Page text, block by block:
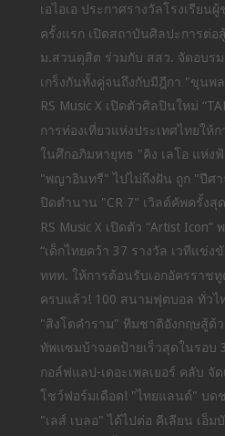
เอไอเอ ประกาศรางวัลโรงเรีย
ครั้งแรก เปิดสถาบันศิลปะการต่อสู้
ม.สวนดุสิต ร่วมกับ สสว. จัดอบรม
เกร็งกันทั้งคู่จนถึงกับมีฎีกา "ขุนพ
RS Music X เปิดตัวศิลปินใหม่
การท่องเที่ยวแห่งประเทศไทยให้
ในศึกอภิมหายุทธ "คิง เลโอ แห่ง
"พญาอินทรี" ไปไม่ถึงฝัน ถูก "ปีศา
ปิดตำนาน "CR 7" เวิลด์คัพครั้งสุ
RS Music X เปิดตัว “Artist
“เด็กไทยคว้า 37 รางวัล เวทีแข่
ททท. ให้การต้อนรับเอกอัครราช
ครบแล้ว! 100 สนามฟุตบอล ทั่วไท
"สิงโตคำราม" ทีมชาติอังกฤษสู้ด้
ทัพแซมบ้าจอดป้ายเร็วสุดในรอบ
กอล์ฟแลป-เดอะเพลเยอร์ คลับ
โชว์ฟอร์มเดือด! "ไทยแลนด์" บด
"เลส์ เบลอ" ได้ไปต่อ คีเลียน เอ็